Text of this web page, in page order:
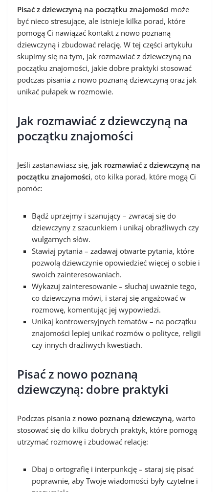
Pisać z dziewczyną na początku znajomości może
być nieco stresujące, ale istnieje kilka porad, które
pomogą Ci nawiązać kontakt z nowo poznaną
dziewczyną i zbudować relację. W tej części artykułu
skupimy się na tym, jak rozmawiać z dziewczyną na
początku znajomości, jakie dobre praktyki stosować
podczas pisania z nowo poznaną dziewczyną oraz jak
unikać pułapek w rozmowie.
Jak rozmawiać z dziewczyną na
początku znajomości
Jeśli zastanawiasz się, jak rozmawiać z dziewczyną na
początku znajomości, oto kilka porad, które mogą Ci
pomóc:
Bądź uprzejmy i szanujący – zwracaj się do
dziewczyny z szacunkiem i unikaj obraźliwych czy
wulgarnych słów.
Stawiaj pytania – zadawaj otwarte pytania, które
pozwolą dziewczynie opowiedzieć więcej o sobie i
swoich zainteresowaniach.
Wykazuj zainteresowanie – słuchaj uważnie tego,
co dziewczyna mówi, i staraj się angażować w
rozmowę, komentując jej wypowiedzi.
Unikaj kontrowersyjnych tematów – na początku
znajomości lepiej unikać rozmów o polityce, religii
czy innych drażliwych kwestiach.
Pisać z nowo poznaną
dziewczyną: dobre praktyki
Podczas pisania z nowo poznaną dziewczyną, warto
stosować się do kilku dobrych praktyk, które pomogą
utrzymać rozmowę i zbudować relację:
Dbaj o ortografię i interpunkcję – staraj się pisać
poprawnie, aby Twoje wiadomości były czytelne i